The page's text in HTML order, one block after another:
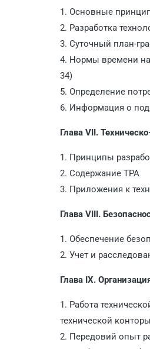
1. Основные
2. Разработка
3. Суточный план-
4. Нормы времени
34)
5. Определение
6. Информация о
Глава VII.
1. Принципы
2. Содержание ТРА
3. Приложения к
Глава VIII.
1. Обеспечение
2. Учет и
Глава IX.
1. Работа
технической
2. Передовий опыт